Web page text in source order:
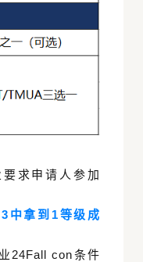
求申请人参加
中拿到1等级成
24Fall con条件